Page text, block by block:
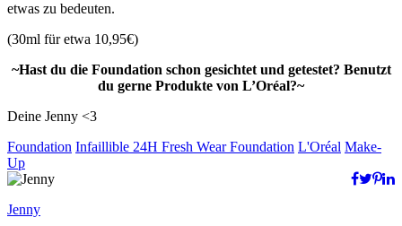
etwas zu bedeuten.
(30ml für etwa 10,95€)
~Hast du die Foundation schon gesichtet und getestet? Benutzt
du gerne Produkte von L’Oréal?~
Deine Jenny <3
Foundation Infaillible 24H Fresh Wear Foundation L'Oréal Make-
Up
Jenny